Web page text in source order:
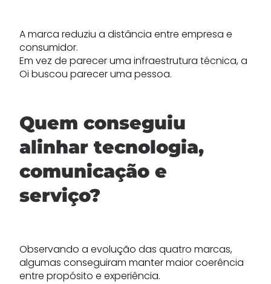
A marca reduziu a distância entre empresa e
consumidor.
Em vez de parecer uma infraestrutura técnica, a
Oi buscou parecer uma pessoa.
Quem conseguiu
alinhar tecnologia,
comunicação e
serviço?
Observando a evolução das quatro marcas,
algumas conseguiram manter maior coerência
entre propósito e experiência.